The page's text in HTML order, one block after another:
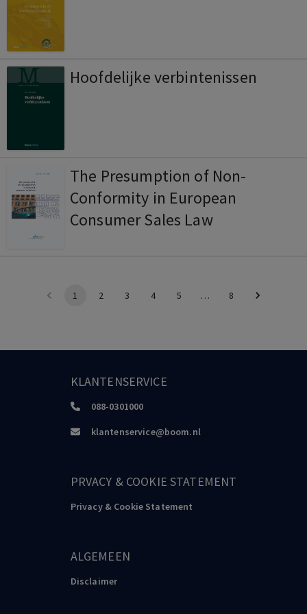
Hoofdelijke verbintenissen
The Presumption of Non-
Conformity in European
Consumer Sales Law
1 2 3 4 5 … 8
KLANTENSERVICE
088-0301000
klantenservice@boom.nl
PRVACY & COOKIE STATEMENT
Privacy & Cookie Statement
ALGEMEEN
Disclaimer